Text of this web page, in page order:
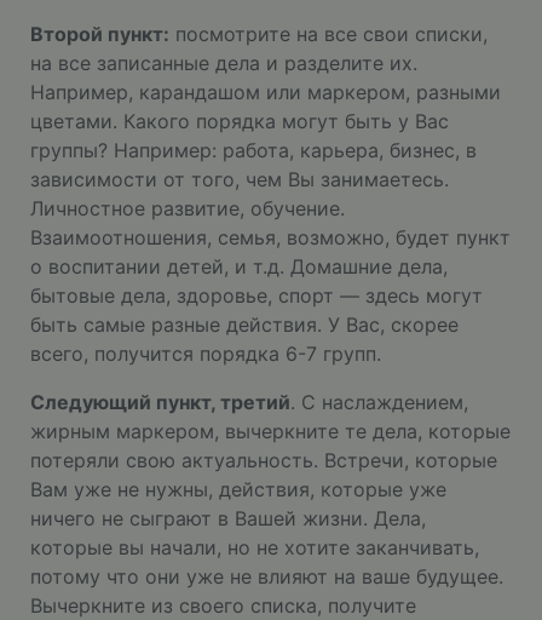
Второй пункт: посмотрите на все свои списки,
на все записанные дела и разделите их.
Например, карандашом или маркером, разными
цветами. Какого порядка могут быть у Вас
группы? Например: работа, карьера, бизнес, в
зависимости от того, чем Вы занимаетесь.
Личностное развитие, обучение.
Взаимоотношения, семья, возможно, будет пункт
о воспитании детей, и т.д. Домашние дела,
бытовые дела, здоровье, спорт — здесь могут
быть самые разные действия. У Вас, скорее
всего, получится порядка 6-7 групп.
Следующий пункт, третий. С наслаждением,
жирным маркером, вычеркните те дела, которые
потеряли свою актуальность. Встречи, которые
Вам уже не нужны, действия, которые уже
ничего не сыграют в Вашей жизни. Дела,
которые вы начали, но не хотите заканчивать,
потому что они уже не влияют на ваше будущее.
Вычеркните из своего списка, получите